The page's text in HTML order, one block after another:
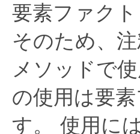
要素ファク
そのため、
メソッドで
の使用は要
す。
使用に